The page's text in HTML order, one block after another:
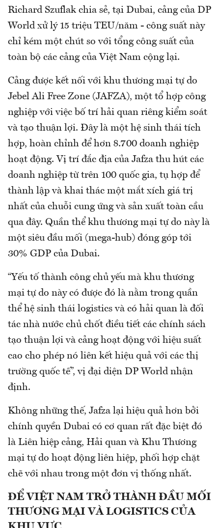
Richard Szuflak chia sẻ, tại Dubai, cảng của DP
World xử lý 15 triệu TEU/năm - công suất này
chỉ kém một chút so với tổng công suất của
toàn bộ các cảng của Việt Nam cộng lại.
Cảng được kết nối với khu thương mại tự do
Jebel Ali Free Zone (JAFZA), một tổ hợp công
nghiệp với việc bố trí hải quan riêng kiểm soát
và tạo thuận lợi. Đây là một hệ sinh thái tích
hợp, hoàn chỉnh để hơn 8.700 doanh nghiệp
hoạt động. Vị trí đắc địa của Jafza thu hút các
doanh nghiệp từ trên 100 quốc gia, tụ hợp để
thành lập và khai thác một mắt xích giá trị
nhất của chuỗi cung ứng và sản xuất toàn cầu
qua đây. Quần thể khu thương mại tự do này là
một siêu đầu mối (mega-hub) đóng góp tới
30% GDP của Dubai.
“Yếu tố thành công chủ yếu mà khu thương
mại tự do này có được đó là nằm trong quần
thể hệ sinh thái logistics và có hải quan là đối
tác nhà nước chủ chốt điều tiết các chính sách
tạo thuận lợi và cảng hoạt động với hiệu suất
cao cho phép nó liên kết hiệu quả với các thị
trường quốc tế”, vị đại diện DP World nhận
định.
Không những thế, Jafza lại hiệu quả hơn bởi
chính quyền Dubai có cơ quan rất đặc biệt đó
là Liên hiệp cảng, Hải quan và Khu Thương
mại tự do hoạt động liên hiệp, phối hợp chặt
chẽ với nhau trong một đơn vị thống nhất.
ĐỂ VIỆT NAM TRỞ THÀNH ĐẦU MỐI
THƯƠNG MẠI VÀ LOGISTICS CỦA